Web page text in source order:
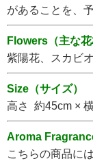
があることを、
Flowers（主な花
紫陽花、スカビ
Size（サイズ）
高さ 約45cm ×
Aroma
こちらの商品に